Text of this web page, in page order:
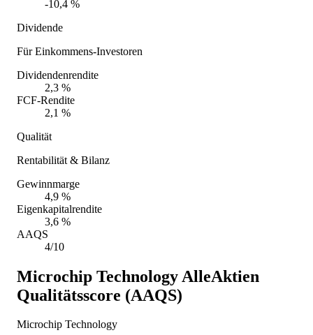
-10,4 %
Dividende
Für Einkommens-Investoren
Dividendenrendite
2,3 %
FCF-Rendite
2,1 %
Qualität
Rentabilität & Bilanz
Gewinnmarge
4,9 %
Eigenkapitalrendite
3,6 %
AAQS
4/10
Microchip Technology AlleAktien
Qualitätsscore (AAQS)
Microchip Technology